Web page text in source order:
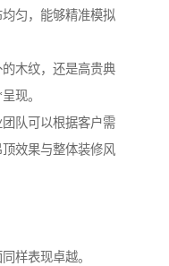
匀，能够精准模拟
木纹，还是高贵典
现。
队可以根据客户需
效果与整体装修风
样表现卓越。